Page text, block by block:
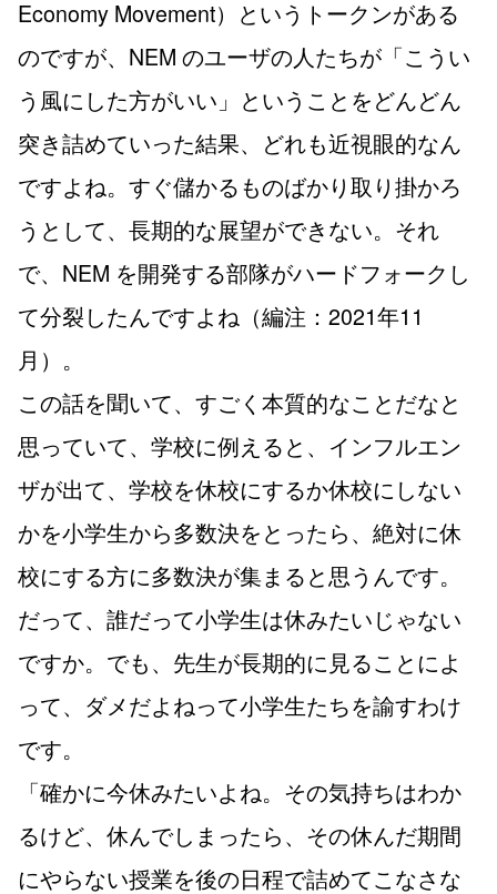
Economy Movement）というトークンがある
のですが、NEM のユーザの人たちが「こうい
う風にした方がいい」ということをどんどん
突き詰めていった結果、どれも近視眼的なん
ですよね。すぐ儲かるものばかり取り掛かろ
うとして、長期的な展望ができない。それ
で、NEM を開発する部隊がハードフォークし
て分裂したんですよね（編注：2021年11
月）。
この話を聞いて、すごく本質的なことだなと
思っていて、学校に例えると、インフルエン
ザが出て、学校を休校にするか休校にしない
かを小学生から多数決をとったら、絶対に休
校にする方に多数決が集まると思うんです。
だって、誰だって小学生は休みたいじゃない
ですか。でも、先生が長期的に見ることによ
って、ダメだよねって小学生たちを諭すわけ
です。
「確かに今休みたいよね。その気持ちはわか
るけど、休んでしまったら、その休んだ期間
にやらない授業を後の日程で詰めてこなさな